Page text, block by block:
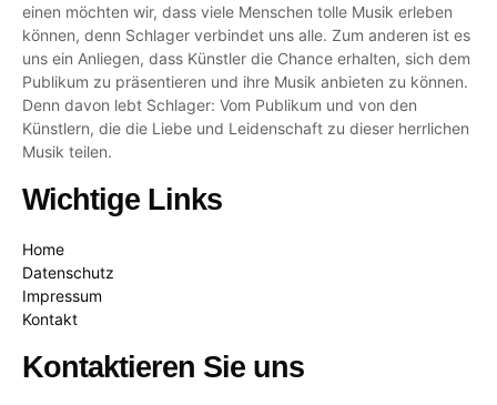
einen möchten wir, dass viele Menschen tolle Musik erleben
können, denn Schlager verbindet uns alle. Zum anderen ist es
uns ein Anliegen, dass Künstler die Chance erhalten, sich dem
Publikum zu präsentieren und ihre Musik anbieten zu können.
Denn davon lebt Schlager: Vom Publikum und von den
Künstlern, die die Liebe und Leidenschaft zu dieser herrlichen
Musik teilen.
Wichtige Links
Home
Datenschutz
Impressum
Kontakt
Kontaktieren Sie uns